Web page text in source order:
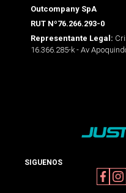
Outcompany SpA
RUT Nº76.266.293-0
Representante Legal:
16.366.285-k - Av
SIGUENOS